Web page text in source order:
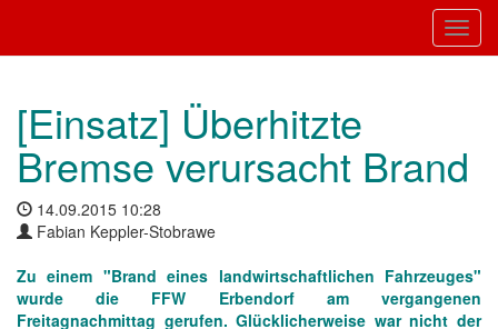
[Einsatz] Überhitzte
Bremse verursacht Brand
14.09.2015 10:28
Fabian Keppler-Stobrawe
Zu einem "Brand eines landwirtschaftlichen Fahrzeuges"
wurde die FFW Erbendorf am vergangenen
Freitagnachmittag gerufen. Glücklicherweise war nicht der